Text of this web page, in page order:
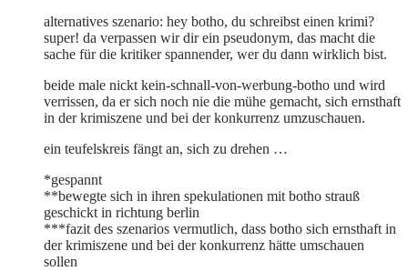
alternatives szenario: hey botho, du schreibst einen krimi?
super! da verpassen wir dir ein pseudonym, das macht die
sache für die kritiker spannender, wer du dann wirklich bist.
beide male nickt kein-schnall-von-werbung-botho und wird
verrissen, da er sich noch nie die mühe gemacht, sich ernsthaft
in der krimiszene und bei der konkurrenz umzuschauen.
ein teufelskreis fängt an, sich zu drehen …
*gespannt
**bewegte sich in ihren spekulationen mit botho strauß
geschickt in richtung berlin
***fazit des szenarios vermutlich, dass botho sich ernsthaft in
der krimiszene und bei der konkurrenz hätte umschauen
sollen